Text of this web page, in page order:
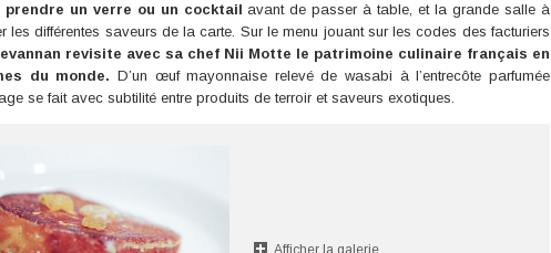
un verre ou un cocktail avant de passer à table, et la grande salle à
les différentes saveurs de la carte. Sur le menu jouant sur les codes des facturiers
revisite avec sa chef Nii Motte le patrimoine culinaire français en
du monde. D’un œuf mayonnaise relevé de wasabi à l’entrecôte parfumée
se fait avec subtilité entre produits de terroir et saveurs exotiques.
Afficher la galerie